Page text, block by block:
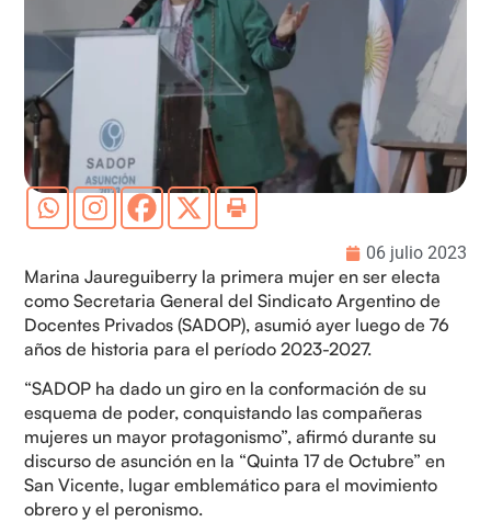
06 julio 2023
Marina Jaureguiberry la primera mujer en ser electa
como Secretaria General del Sindicato Argentino de
Docentes Privados (SADOP), asumió ayer luego de 76
años de historia para el período 2023-2027.
“SADOP ha dado un giro en la conformación de su
esquema de poder, conquistando las compañeras
mujeres un mayor protagonismo”, afirmó durante su
discurso de asunción en la “Quinta 17 de Octubre” en
San Vicente, lugar emblemático para el movimiento
obrero y el peronismo.